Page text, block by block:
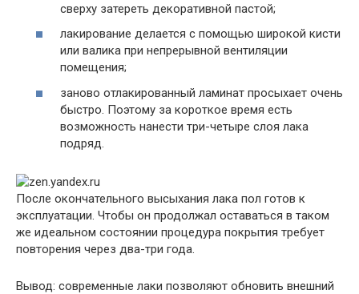
сверху затереть декоративной пастой;
лакирование делается с помощью широкой кисти
или валика при непрерывной вентиляции
помещения;
заново отлакированный ламинат просыхает очень
быстро. Поэтому за короткое время есть
возможность нанести три-четыре слоя лака
подряд.
После окончательного высыхания лака пол готов к
эксплуатации. Чтобы он продолжал оставаться в таком
же идеальном состоянии процедура покрытия требует
повторения через два-три года.
Вывод: современные лаки позволяют обновить внешний